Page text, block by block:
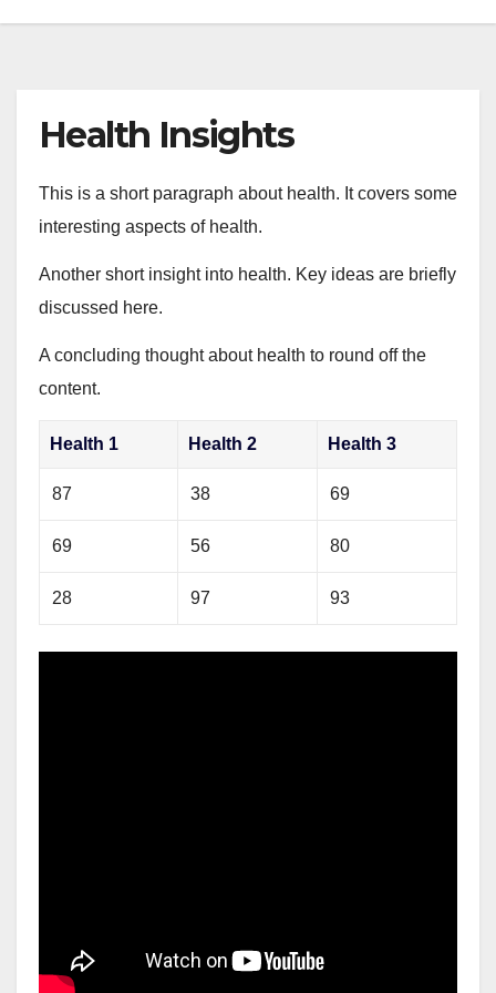
Health Insights
This is a short paragraph about health. It covers some
interesting aspects of health.
Another short insight into health. Key ideas are briefly
discussed here.
A concluding thought about health to round off the
content.
Health 1 Health 2 Health 3
87 38 69
69 56 80
28 97 93